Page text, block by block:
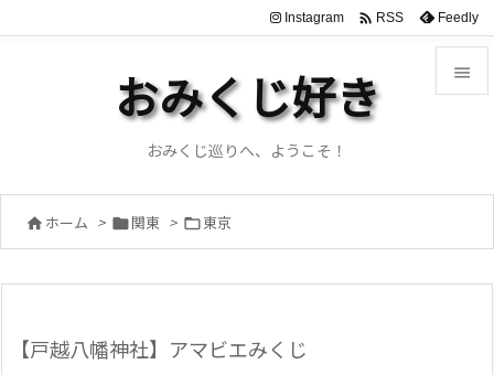

サイド
Instagram  RSS Feedly
おみくじ好き
おみくじ巡りへ、ようこそ！
 ホーム > 関東 > 東京
【戸越八幡神社】アマビエみくじ